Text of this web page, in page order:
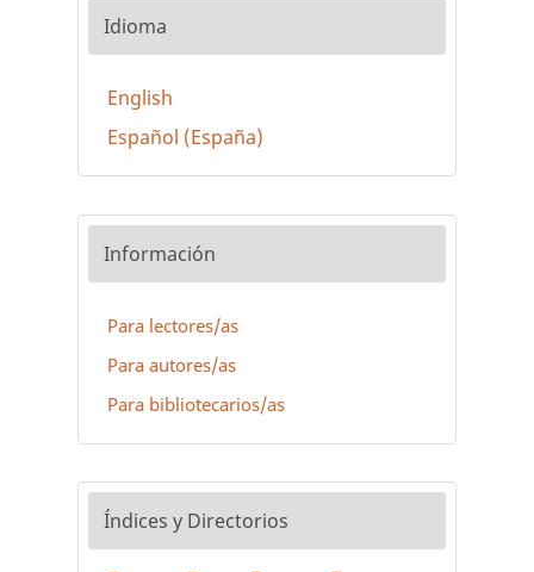
Idioma
English
Español (España)
Información
Para lectores/as
Para autores/as
Para bibliotecarios/as
Índices y Directorios